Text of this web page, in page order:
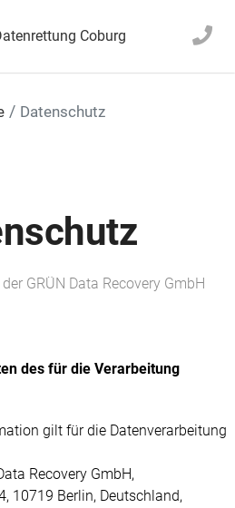
Coburg
Daten­schutz
GRÜN Data Recovery GmbH
des für die Verarbeitung
gilt für die Datenverarbeitung
Recovery GmbH,
10719 Berlin, Deutschland,